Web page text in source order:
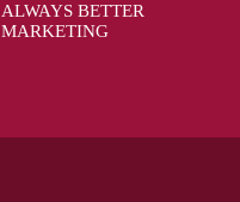
ALWAYS BETTER
MARKETING